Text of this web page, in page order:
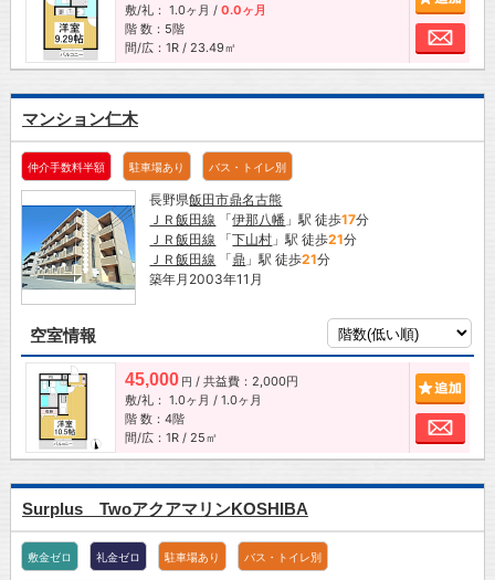
敷/礼： 1.0ヶ月 / 0.0ヶ月
階 数：5階
間/広：1R / 23.49㎡
お
マンション仁木
仲介手数料半額 駐車場あり バス・トイレ別
長野県飯田市鼎名古熊
ＪＲ飯田線 「伊那八幡 」駅 徒歩17分
ＪＲ飯田線 「下山村 」駅 徒歩21分
ＪＲ飯田線 「鼎 」駅 徒歩21分
築年月2003年11月
空室情報
45,000 円 / 共益費：2,000円
敷/礼： 1.0ヶ月 / 1.0ヶ月
階 数：4階
間/広：1R / 25㎡
お
Surplus TwoアクアマリンKOSHIBA
敷金ゼロ 礼金ゼロ 駐車場あり バス・トイレ別